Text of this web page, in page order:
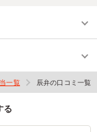
一覧 辰弁の口コミ一覧
る